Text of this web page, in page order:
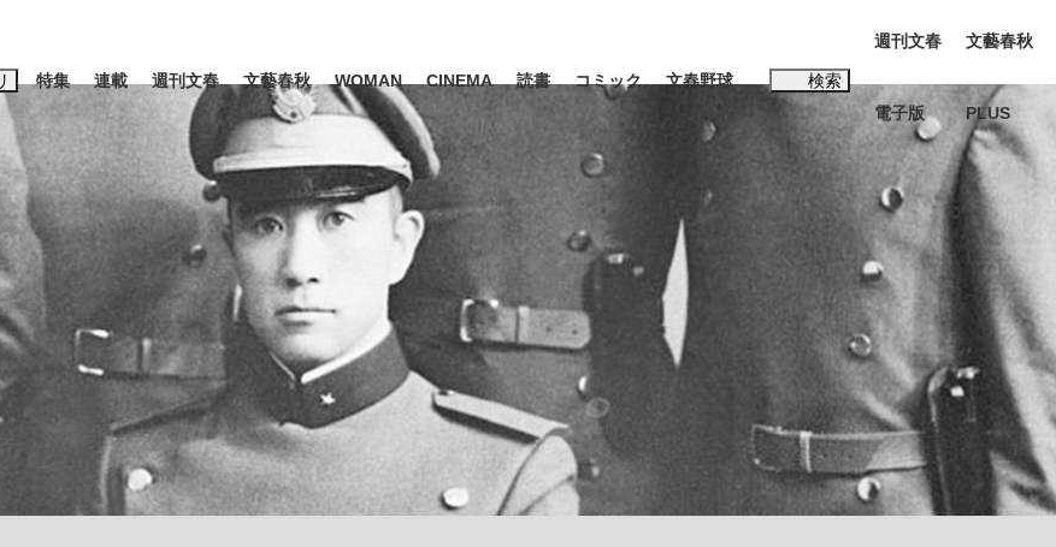
エンタメ ライフ ビジネス インタビュー 読書
罪』弁護士が明かすトク... 「キオクシアの投資の桁は一つ多くてもいい」時価総額が一時トヨタ超え...
特集
日本生まれのK-POPアイドルたち
連載 週刊文春 文藝春秋 WOMAN CINEMA 読書 コミック 文春野球 検索
キーワード入力
ードタグ一覧
輝 #後藤真希 #森岡毅 #城彰二 #内田有紀
#松田聖子
田武
週刊文春
電子版
文藝春秋
PLUS